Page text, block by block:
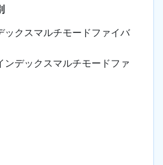
ックスマルチモードファイバ
ンデックスマルチモードファ